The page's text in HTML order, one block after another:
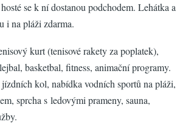
se k ní dostanou podchodem. Lehátka a
i na pláži zdarma.
kurt (tenisové rakety za poplatek),
basketbal, fitness, animační programy.
kol, nabídka vodních sportů na pláži,
sprcha s ledovými prameny, sauna,